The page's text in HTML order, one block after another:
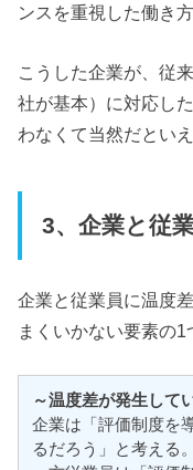
ンスを重視した働き
こうした企業が、従
社が基本）に対応し
わなくて当然だといえ
3、企業と従
企業と従業員に温度
まくいかない要素の1
～温度差が発生して
企業は「評価制度を
るだろう」と考える。